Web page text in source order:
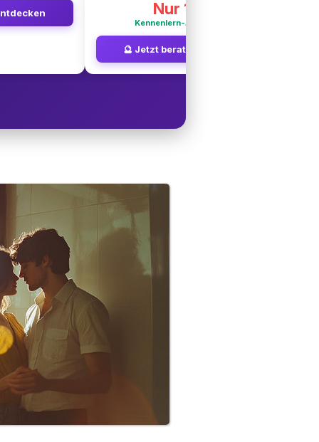
Nur 1€
Kennenlern-Angebot
🔮 Jetzt beraten lassen